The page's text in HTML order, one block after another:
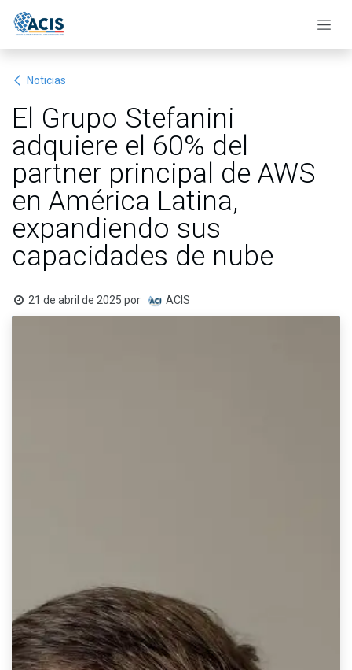
Noticias
El Grupo Stefanini
adquiere el 60% del
partner principal de AWS
en América Latina,
expandiendo sus
capacidades de nube
21 de abril de 2025 por ACIS